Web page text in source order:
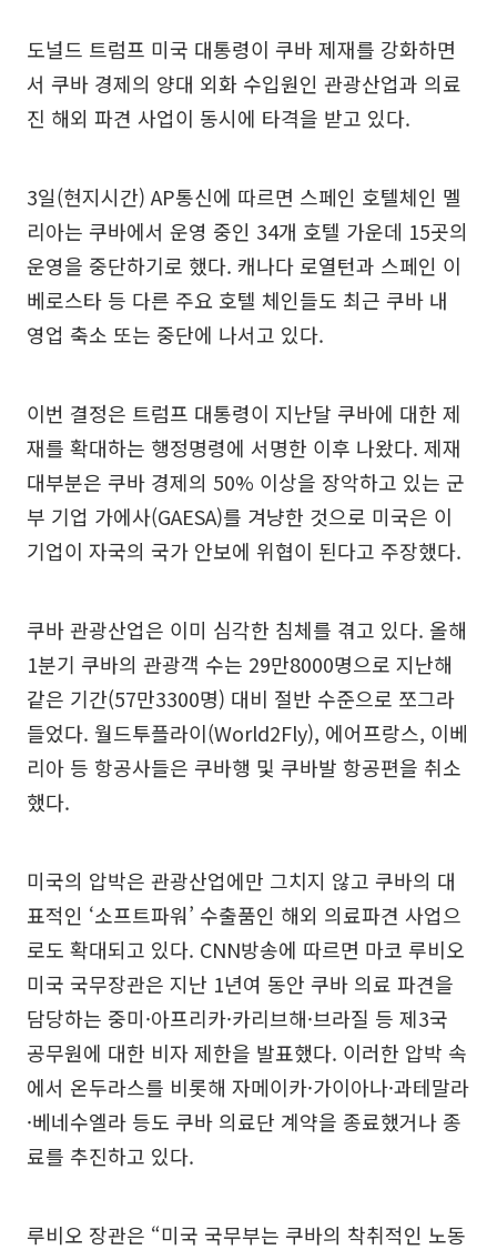
도널드 트럼프 미국 대통령이 쿠바 제재를 강화하면
서 쿠바 경제의 양대 외화 수입원인 관광산업과 의료
진 해외 파견 사업이 동시에 타격을 받고 있다.
3일(현지시간) AP통신에 따르면 스페인 호텔체인 멜
리아는 쿠바에서 운영 중인 34개 호텔 가운데 15곳의
운영을 중단하기로 했다. 캐나다 로열턴과 스페인 이
베로스타 등 다른 주요 호텔 체인들도 최근 쿠바 내
영업 축소 또는 중단에 나서고 있다.
이번 결정은 트럼프 대통령이 지난달 쿠바에 대한 제
재를 확대하는 행정명령에 서명한 이후 나왔다. 제재
대부분은 쿠바 경제의 50% 이상을 장악하고 있는 군
부 기업 가에사(GAESA)를 겨냥한 것으로 미국은 이
기업이 자국의 국가 안보에 위협이 된다고 주장했다.
쿠바 관광산업은 이미 심각한 침체를 겪고 있다. 올해
1분기 쿠바의 관광객 수는 29만8000명으로 지난해
같은 기간(57만3300명) 대비 절반 수준으로 쪼그라
들었다. 월드투플라이(World2Fly), 에어프랑스, 이베
리아 등 항공사들은 쿠바행 및 쿠바발 항공편을 취소
했다.
미국의 압박은 관광산업에만 그치지 않고 쿠바의 대
표적인 ‘소프트파워’ 수출품인 해외 의료파견 사업으
로도 확대되고 있다. CNN방송에 따르면 마코 루비오
미국 국무장관은 지난 1년여 동안 쿠바 의료 파견을
담당하는 중미·아프리카·카리브해·브라질 등 제3국
공무원에 대한 비자 제한을 발표했다. 이러한 압박 속
에서 온두라스를 비롯해 자메이카·가이아나·과테말라
·베네수엘라 등도 쿠바 의료단 계약을 종료했거나 종
료를 추진하고 있다.
루비오 장관은 “미국 국무부는 쿠바의 착취적인 노동